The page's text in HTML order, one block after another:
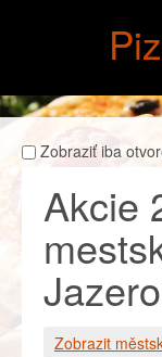
Zobraziť iba
Akcie
Zobrazit